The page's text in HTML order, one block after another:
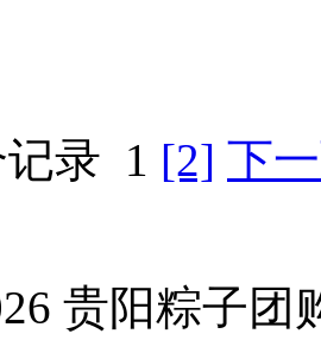
录 1 [2] 下
贵阳粽子